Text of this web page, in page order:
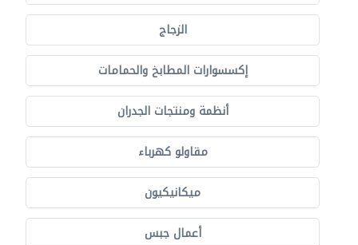
الزجاج
إكسسوارات المطابخ والحمامات
أنظمة ومنتجات الجدران
مقاولو كهرباء
ميكانيكيون
أعمال جبس